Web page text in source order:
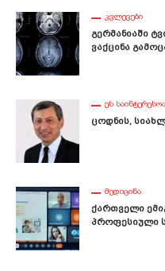
ᲙᲕᲚᲔᲕᲔᲑᲘ
Გერმანიაში
Ვაქცინა
ᲔᲡ ᲡᲐᲘᲜᲢᲔᲠᲔᲡᲝᲐ
Ცოდნის,
ᲛᲔᲓᲘᲪᲘᲜᲐ
Ქართველი
Პროფესიული